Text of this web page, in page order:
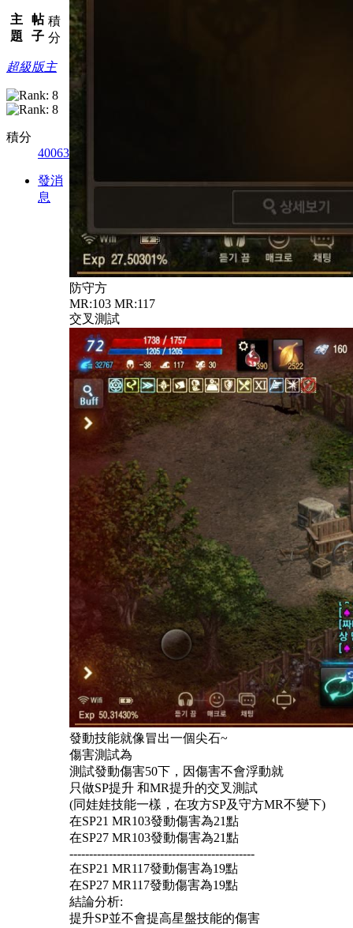
主
題
帖
子
積
分
超級版主
積分
40063
發消
息
防守方
MR:103 MR:117
交叉測試
發動技能就像冒出一個尖石~
傷害測試為
測試發動傷害50下，因傷害不會浮動就
只做SP提升 和MR提升的交叉測試
(同娃娃技能一樣，在攻方SP及守方MR不變下)
在SP21 MR103發動傷害為21點
在SP27 MR103發動傷害為21點
-----------------------------------------------
在SP21 MR117發動傷害為19點
在SP27 MR117發動傷害為19點
結論分析:
提升SP並不會提高星盤技能的傷害